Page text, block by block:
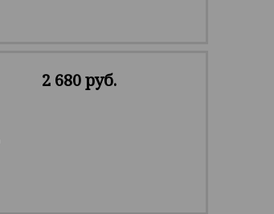
2 680 руб.